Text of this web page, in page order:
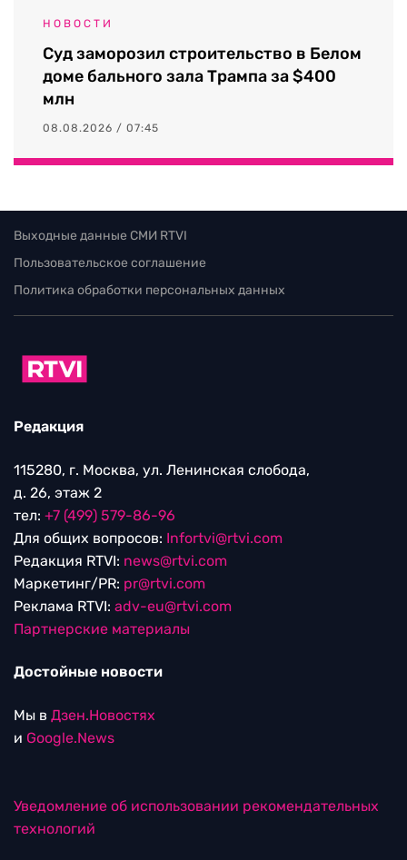
НОВОСТИ
Суд заморозил строительство в Белом
доме бального зала Трампа за $400
млн
08.08.2026 / 07:45
Выходные данные СМИ RTVI
Пользовательское соглашение
Политика обработки персональных данных
Редакция
115280, г. Москва, ул. Ленинская слобода,
д. 26, этаж 2
тел: +7 (499) 579-86-96
Для общих вопросов: Infortvi@rtvi.com
Редакция RTVI: news@rtvi.com
Маркетинг/PR: pr@rtvi.com
Реклама RTVI: adv-eu@rtvi.com
Партнерские материалы
Достойные новости
Мы в Дзен.Новостях
и Google.News
Уведомление об использовании рекомендательных
технологий